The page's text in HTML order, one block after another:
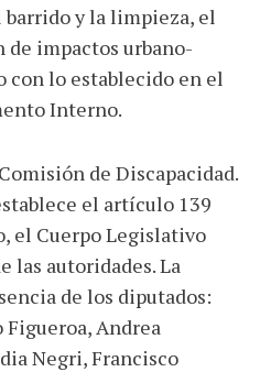
barrido y la limpieza, el
de impactos urbano-
con lo establecido en el
Interno.
de Discapacidad.
el artículo 139
el Cuerpo Legislativo
las autoridades. La
de los diputados:
Figueroa, Andrea
Negri, Francisco